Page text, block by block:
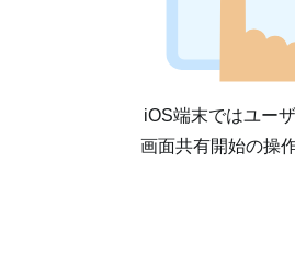
iOS端末ではユー
画面共有開始の操